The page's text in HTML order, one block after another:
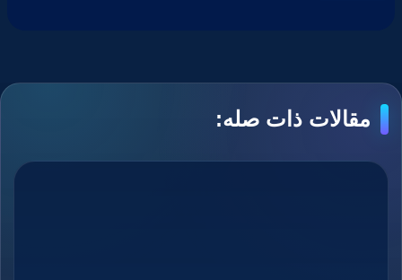
مقالات ذات صله: